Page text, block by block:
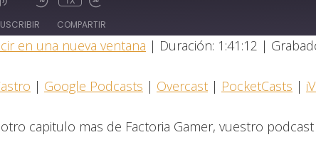
COMPARTIR
PocketCasts
en una nueva ventana | Duración: 1:41:12 |
| Google Podcasts | Overcast | PocketCasts |
capitulo mas de Factoria Gamer, vuestro